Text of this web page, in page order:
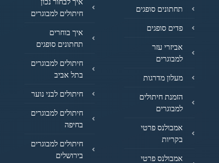
תחתונים סופגים
פדים סופגים
אביזרי עזר
למבוגרים
מעלון מדרגות
הזמנת חיתולים
למבוגרים
אמבולנס פרטי
בקריות
אמבולנס פרטי
חיתולים למבוגרים
איך בוחרים
תחתונים סופגים
חיתולים למבוגרים
בתל אביב
חיתולים לבני נוער
חיתולים למבוגרים
בחיפה
חיתולים למבוגרים
בירושלים